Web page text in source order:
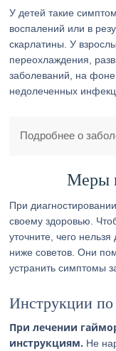
У детей такие
воспалений или в
скарлатины. У
переохлаждения,
заболеваний, на
недолеченных
Подробнее о
Меры
При
своему здоровью.
уточните, чего
ниже советов. Они
устранить симптомы
Инструкции
При лечении
инструкциям. Не